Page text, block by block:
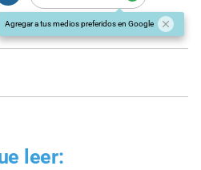
Agregar a tus medios preferidos en Google
leer: